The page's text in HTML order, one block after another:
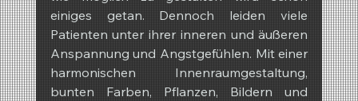
einiges getan. Dennoch leiden viele
Patienten unter ihrer inneren und äußeren
Anspannung und Angstgefühlen. Mit einer
harmonischen Innenraumgestaltung,
bunten Farben, Pflanzen, Bildern und